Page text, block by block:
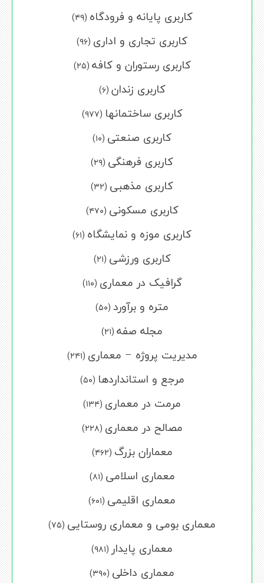
کاربری پایانه و فرودگاه (۴۹)
کاربری تجاری و اداری (۹۶)
کاربری رستوران و کافه (۲۵)
کاربری زندان (۶)
کاربری ساختمانها (۹۷۷)
کاربری صنعتی (۱۰)
کاربری فرهنگی (۲۹)
کاربری مذهبی (۳۲)
کاربری مسکونی (۴۷۰)
کاربری موزه و نمایشگاه (۶۱)
کاربری ورزشی (۲۱)
گرافیک در معماری (۱۱۰)
متره و برآورد (۵۰)
مجله صفه (۲۱)
مدیریت پروژه – معماری (۲۴۱)
مرجع و استانداردها (۵۰)
مرمت در معماری (۱۳۴)
مصالح در معماری (۲۲۸)
معماران بزرگ (۴۶۲)
معماری اسلامی (۸۱)
معماری اقلیمی (۶۰۱)
معماری بومی و معماری روستایی (۷۵)
معماری پایدار (۹۸۱)
معماری داخلی (۳۹۰)